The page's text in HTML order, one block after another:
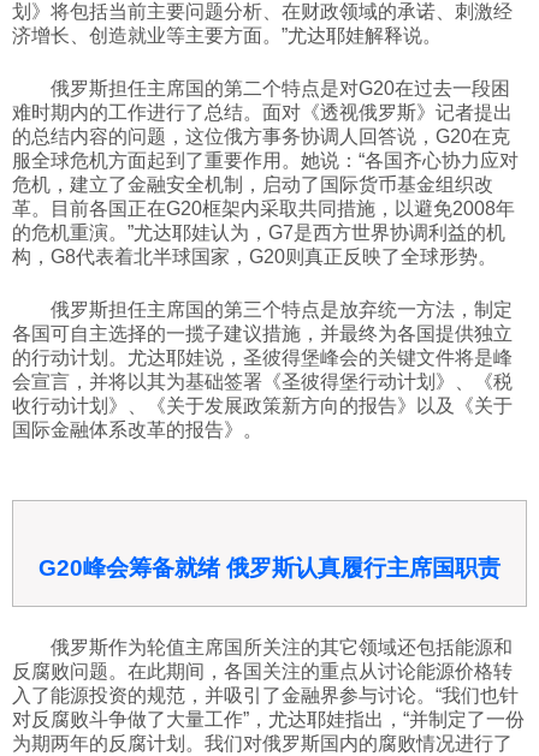
社会
文化
历史
旅游
视听
划》将包括当前主要问题分析、在财政领域的承诺、刺激经
济增长、创造就业等主要方面。”尤达耶娃解释说。
俄罗斯担任主席国的第二个特点是对G20在过去一段困
难时期内的工作进行了总结。面对《透视俄罗斯》记者提出
的总结内容的问题，这位俄方事务协调人回答说，G20在克
服全球危机方面起到了重要作用。她说：“各国齐心协力应对
危机，建立了金融安全机制，启动了国际货币基金组织改
革。目前各国正在G20框架内采取共同措施，以避免2008年
的危机重演。”尤达耶娃认为，G7是西方世界协调利益的机
构，G8代表着北半球国家，G20则真正反映了全球形势。
俄罗斯担任主席国的第三个特点是放弃统一方法，制定
各国可自主选择的一揽子建议措施，并最终为各国提供独立
的行动计划。尤达耶娃说，圣彼得堡峰会的关键文件将是峰
会宣言，并将以其为基础签署《圣彼得堡行动计划》、《税
收行动计划》、《关于发展政策新方向的报告》以及《关于
国际金融体系改革的报告》。
G20峰会筹备就绪 俄罗斯认真履行主席国职责
俄罗斯作为轮值主席国所关注的其它领域还包括能源和
反腐败问题。在此期间，各国关注的重点从讨论能源价格转
入了能源投资的规范，并吸引了金融界参与讨论。“我们也针
对反腐败斗争做了大量工作”，尤达耶娃指出，“并制定了一份
为期两年的反腐计划。我们对俄罗斯国内的腐败情况进行了